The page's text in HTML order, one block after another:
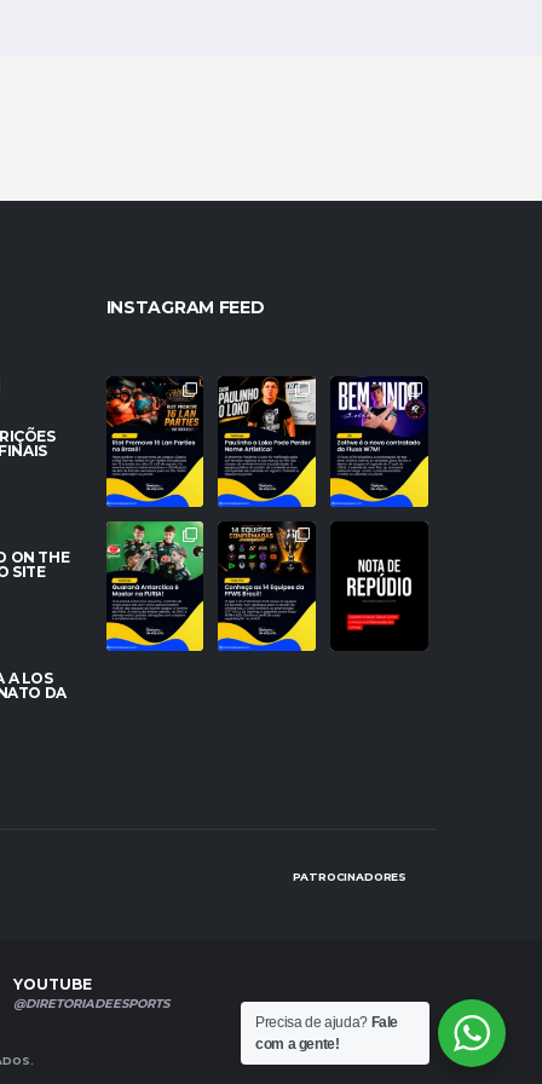
ON THE
SITE
A LOS
DA
INSTAGRAM FEED
A NOSTALGIA
VAI DOMINAR O
BRASIL! RIOT
ANUNCIA 16...
26
0
PROBLEMAS
NO REGISTRO!
PAULINHO O
LOKO PODE
PERDER...
157
27
NOVO TOPO
NO RIFT!
FLUXO W7M
ANUNCIA A
CHEGADA DE ...
95
3
O BRASIL
DOMINANDO O
SERVIDOR!
GUARANÁ
ANTARCTICA ...
42
ESQUADRÕES
PRONTOS!
CONHEÇA AS
14 EQUIPES DO
SPLIT...
1102
REPÚDIO
A Diretoria de
eSports vem
373
PATROCINADORES
YOUTUBE
@DIRETORIADEESPORTS
Precisa de ajuda? Fale
com a gente!